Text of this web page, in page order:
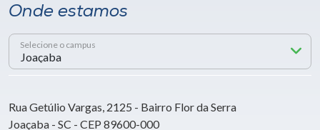
Onde estamos
Selecione o campus
Rua Getúlio Vargas, 2125 - Bairro Flor da Serra
Joaçaba - SC - CEP 89600-000